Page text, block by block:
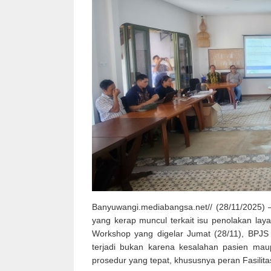
Banyuwangi.mediabangsa.net// (28/11/
yang kerap muncul terkait isu penolakan
Workshop yang digelar Jumat (28/11),
terjadi bukan karena kesalahan pasien
prosedur yang tepat, khususnya peran